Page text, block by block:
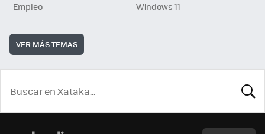
Empleo
Windows 11
VER MÁS TEMAS